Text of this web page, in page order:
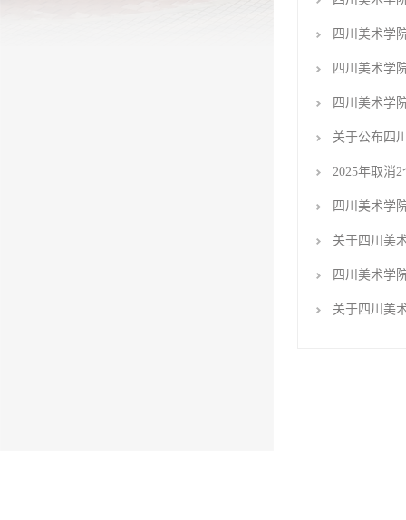
四川美术学
四川美术学
四川美术学
关于公布四
2025年取消
四川美术学
关于四川美
四川美术学
关于四川美